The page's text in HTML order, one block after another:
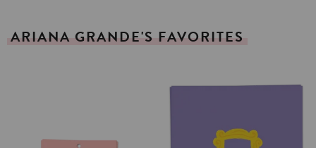
ARIANA GRANDE'S FAVORITES